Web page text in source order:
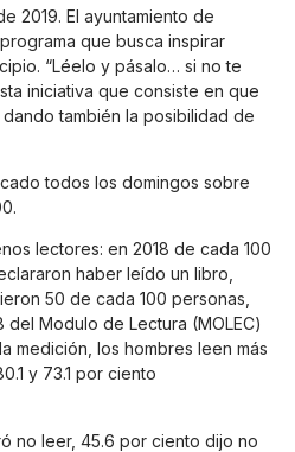
2019. El ayuntamiento de
que busca inspirar
“Léelo y pásalo… si no te
iniciativa que consiste en que
también la posibilidad de
todos los domingos sobre
lectores: en 2018 de cada 100
haber leído un libro,
50 de cada 100 personas,
Modulo de Lectura (MOLEC)
medición, los hombres leen más
y 73.1 por ciento
no leer, 45.6 por ciento dijo no